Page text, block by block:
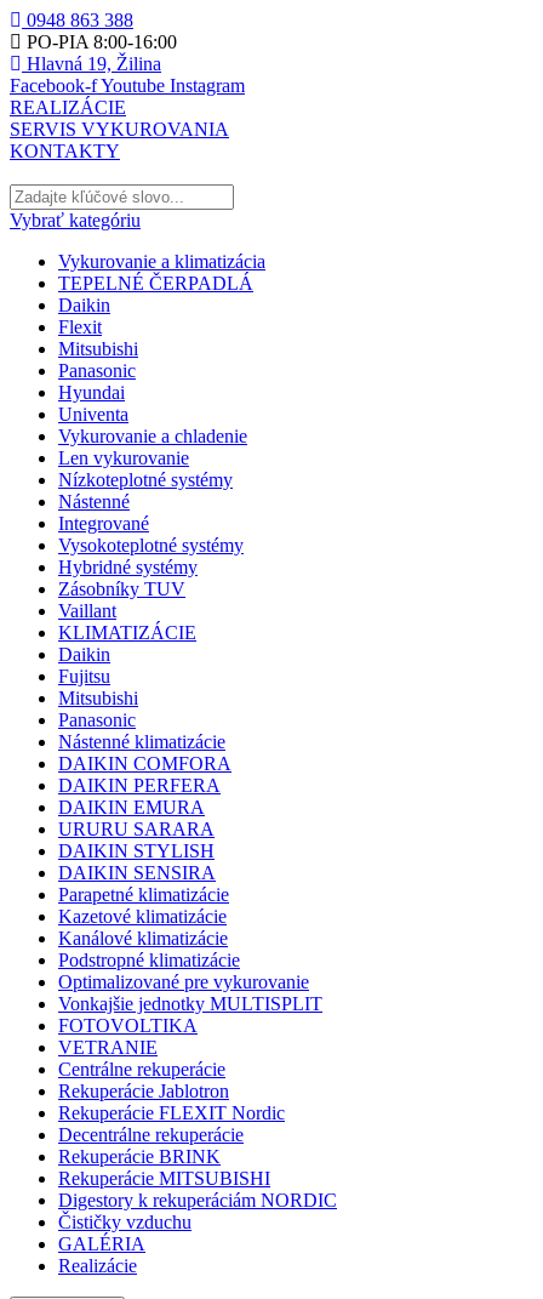
0948 863 388
PO-PIA 8:00-16:00
Hlavná 19, Žilina
Facebook-fYoutube Instagram
REALIZÁCIE
SERVIS VYKUROVANIA
KONTAKTY
Vybrať kategóriu
Vykurovanie a klimatizácia
TEPELNÉ ČERPADLÁ
Daikin
Flexit
Mitsubishi
Panasonic
Hyundai
Univenta
Vykurovanie a chladenie
Len vykurovanie
Nízkoteplotné systémy
Nástenné
Integrované
Vysokoteplotné systémy
Hybridné systémy
Zásobníky TUV
Vaillant
KLIMATIZÁCIE
Daikin
Fujitsu
Mitsubishi
Panasonic
Nástenné klimatizácie
DAIKIN COMFORA
DAIKIN PERFERA
DAIKIN EMURA
URURU SARARA
DAIKIN STYLISH
DAIKIN SENSIRA
Parapetné klimatizácie
Kazetové klimatizácie
Kanálové klimatizácie
Podstropné klimatizácie
Optimalizované pre vykurovanie
Vonkajšie jednotky MULTISPLIT
FOTOVOLTIKA
VETRANIE
Centrálne rekuperácie
Rekuperácie Jablotron
Rekuperácie FLEXIT Nordic
Decentrálne rekuperácie
Rekuperácie BRINK
Rekuperácie MITSUBISHI
Digestory k rekuperáciám NORDIC
Čističky vzduchu
GALÉRIA
Realizácie